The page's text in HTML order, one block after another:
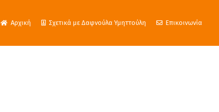
Αρχική Σχετικά με Δαφνούλα Υμηττούλη Επικοινωνία